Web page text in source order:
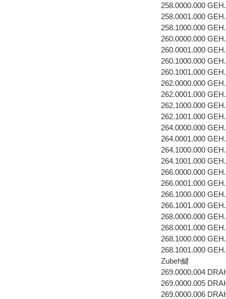
258.0000.000
258.0001.000
258.1000.000
260.0000.000
260.0001.000
260.1000.000
260.1001.000
262.0000.000
262.0001.000
262.1000.000
262.1001.000
264.0000.000
264.0001.000
264.1000.000
264.1001.000
266.0000.000
266.0001.000
266.1000.000
266.1001.000
268.0000.000
268.0001.000
268.1000.000
268.1001.000
Zubeh鰎
269.0000.004
269.0000.005
269.0000.006